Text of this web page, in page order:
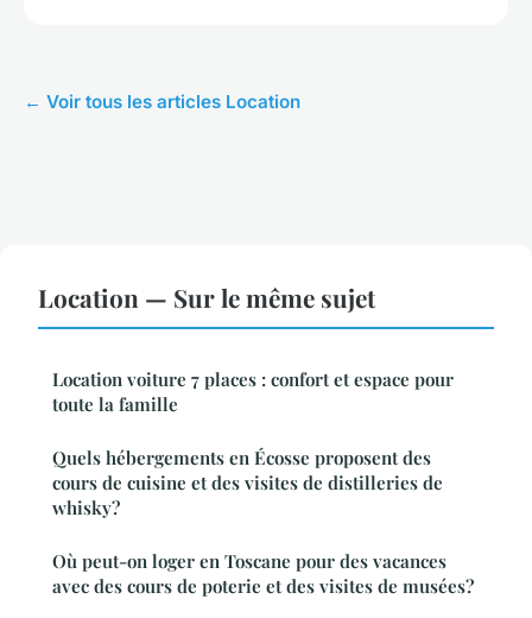
← Voir tous les articles Location
Location — Sur le même sujet
Location voiture 7 places : confort et espace pour
toute la famille
Quels hébergements en Écosse proposent des
cours de cuisine et des visites de distilleries de
whisky?
Où peut-on loger en Toscane pour des vacances
avec des cours de poterie et des visites de musées?